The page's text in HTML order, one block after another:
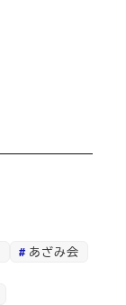
あざみ会